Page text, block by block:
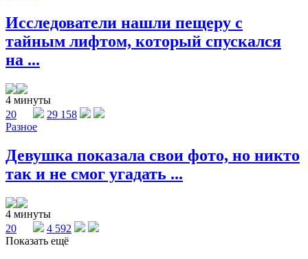
Исследователи нашли пещеру с
тайным лифтом, который спускался
на ...
4 минуты
20
29 158
Разное
Девушка показала свои фото, но никто
так и не смог угадать ...
4 минуты
20
4 592
Показать ещё